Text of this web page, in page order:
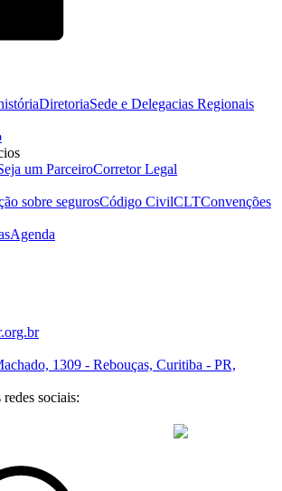
DiretoriaSede e Delegacias Regionais
um ParceiroCorretor Legal
sobre segurosCódigo CivilCLTConvenções
Agenda
1309 - Rebouças, Curitiba - PR,
sociais: